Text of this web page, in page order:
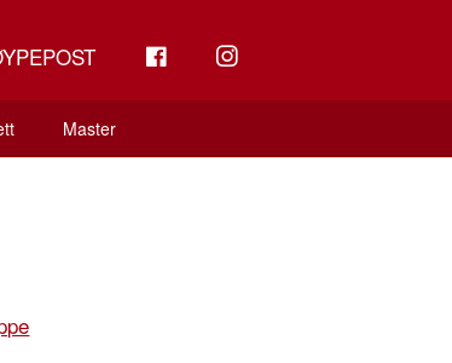
INSTAGRAM
Master